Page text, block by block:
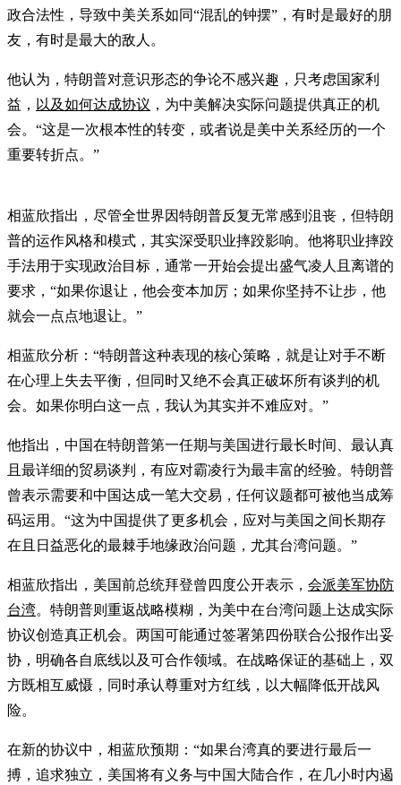
政合法性，导致中美关系如同“混乱的钟摆”，有时是最好的朋
友，有时是最大的敌人。
他认为，特朗普对意识形态的争论不感兴趣，只考虑国家利
益， 以及如何达成协议 ，为中美解决实际问题提供真正的机
会。“这是一次根本性的转变，或者说是美中关系经历的一个
重要转折点。”
相蓝欣指出，尽管全世界因特朗普反复无常感到沮丧，但特朗
普的运作风格和模式，其实深受职业摔跤影响。他将职业摔跤
手法用于实现政治目标，通常一开始会提出盛气凌人且离谱的
要求，“如果你退让，他会变本加厉；如果你坚持不让步，他
就会一点点地退让。”
相蓝欣分析：“特朗普这种表现的核心策略，就是让对手不断
在心理上失去平衡，但同时又绝不会真正破坏所有谈判的机
会。如果你明白这一点，我认为其实并不难应对。”
他指出，中国在特朗普第一任期与美国进行最长时间、最认真
且最详细的贸易谈判，有应对霸凌行为最丰富的经验。特朗普
曾表示需要和中国达成一笔大交易，任何议题都可被他当成筹
码运用。“这为中国提供了更多机会，应对与美国之间长期存
在且日益恶化的最棘手地缘政治问题，尤其台湾问题。”
相蓝欣指出，美国前总统拜登曾四度公开表示， 会派美军协防
台湾。特朗普则重返战略模糊，为美中在台湾问题上达成实际
协议创造真正机会。两国可能通过签署第四份联合公报作出妥
协，明确各自底线以及可合作领域。在战略保证的基础上，双
方既相互威慑，同时承认尊重对方红线，以大幅降低开战风
险。
在新的协议中，相蓝欣预期：“如果台湾真的要进行最后一
搏，追求独立，美国将有义务与中国大陆合作，在几小时内遏